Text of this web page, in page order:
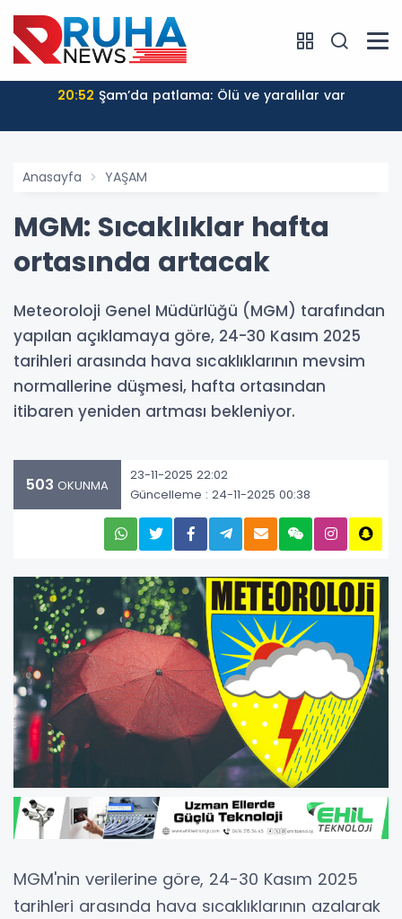
20:52 Şam’da patlama: Ölü ve yaralılar var
Anasayfa YAŞAM
MGM: Sıcaklıklar hafta
ortasında artacak
Meteoroloji Genel Müdürlüğü (MGM) tarafından
yapılan açıklamaya göre, 24-30 Kasım 2025
tarihleri arasında hava sıcaklıklarının mevsim
normallerine düşmesi, hafta ortasından
itibaren yeniden artması bekleniyor.
503 OKUNMA
23-11-2025 22:02
Güncelleme : 24-11-2025 00:38
MGM'nin verilerine göre, 24-30 Kasım 2025
tarihleri arasında hava sıcaklıklarının azalarak